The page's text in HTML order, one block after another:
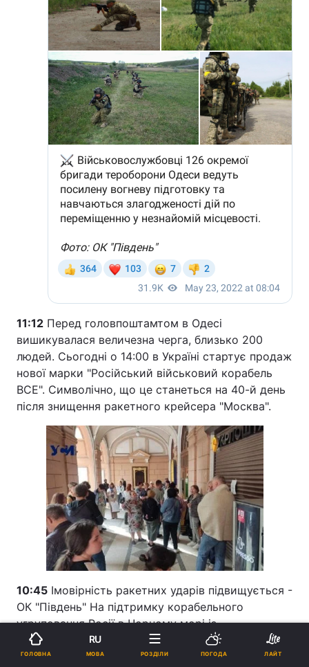
11:12 Перед головпоштамтом в Одесі
вишикувалася величезна черга, близько 200
людей. Сьогодні о 14:00 в Україні стартує продаж
нової марки "Російський військовий корабель
ВСЕ". Символічно, що це станеться на 40-й день
після знищення ракетного крейсера "Москва".
10:45 Імовірність ракетних ударів підвищується -
ОК "Південь" На підтримку корабельного
угруповання Росії в Чорному морі із
Севастопольської бухти висунувся фрегат
"Адмірал Макаров".
ГОЛОВНА
RU
МОВА РОЗДІЛИ ПОГОДА ЛАЙТ